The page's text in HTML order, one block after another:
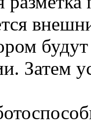
Затем